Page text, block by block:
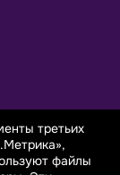
третьих
файлы